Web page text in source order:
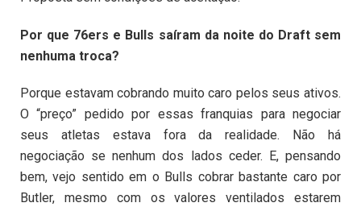
Por que 76ers e Bulls saíram da noite do Draft sem
nenhuma troca?
Porque estavam cobrando muito caro pelos seus ativos.
O “preço” pedido por essas franquias para negociar
seus atletas estava fora da realidade. Não há
negociação se nenhum dos lados ceder. E, pensando
bem, vejo sentido em o Bulls cobrar bastante caro por
Butler, mesmo com os valores ventilados estarem